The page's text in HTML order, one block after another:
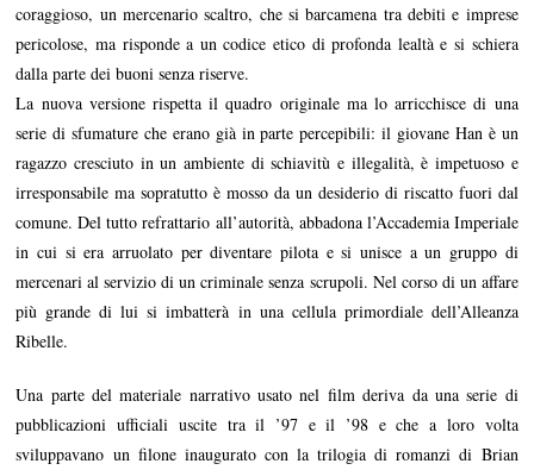
coraggioso, un mercenario scaltro, che si barcamena tra debiti e imprese
pericolose, ma risponde a un codice etico di profonda lealtà e si schiera
dalla parte dei buoni senza riserve.
La nuova versione rispetta il quadro originale ma lo arricchisce di una
serie di sfumature che erano già in parte percepibili: il giovane Han è un
ragazzo cresciuto in un ambiente di schiavitù e illegalità, è impetuoso e
irresponsabile ma sopratutto è mosso da un desiderio di riscatto fuori dal
comune. Del tutto refrattario all’autorità, abbadona l’Accademia Imperiale
in cui si era arruolato per diventare pilota e si unisce a un gruppo di
mercenari al servizio di un criminale senza scrupoli. Nel corso di un affare
più grande di lui si imbatterà in una cellula primordiale dell’Alleanza
Ribelle.
Una parte del materiale narrativo usato nel film deriva da una serie di
pubblicazioni ufficiali uscite tra il ’97 e il ’98 e che a loro volta
sviluppavano un filone inaugurato con la trilogia di romanzi di Brian